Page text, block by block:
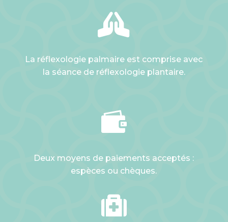

La réflexologie palmaire est comprise avec
la séance de réflexologie plantaire.

Deux moyens de paiements acceptés :
espèces ou chèques.
